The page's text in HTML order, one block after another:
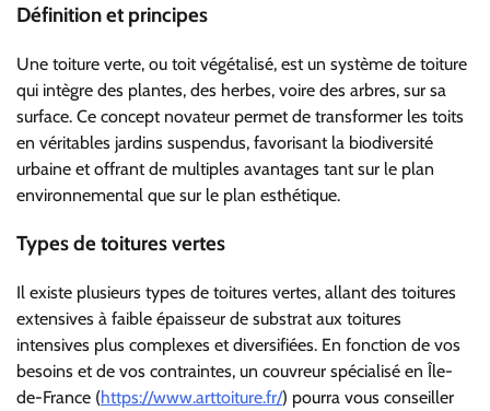
Définition et principes
Une toiture verte, ou toit végétalisé, est un système de toiture
qui intègre des plantes, des herbes, voire des arbres, sur sa
surface. Ce concept novateur permet de transformer les toits
en véritables jardins suspendus, favorisant la biodiversité
urbaine et offrant de multiples avantages tant sur le plan
environnemental que sur le plan esthétique.
Types de toitures vertes
Il existe plusieurs types de toitures vertes, allant des toitures
extensives à faible épaisseur de substrat aux toitures
intensives plus complexes et diversifiées. En fonction de vos
besoins et de vos contraintes, un couvreur spécialisé en Île-
de-France (https://www.arttoiture.fr/) pourra vous conseiller